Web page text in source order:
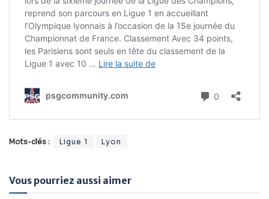
Mots-clés : Ligue 1 Lyon
Vous pourriez aussi aimer